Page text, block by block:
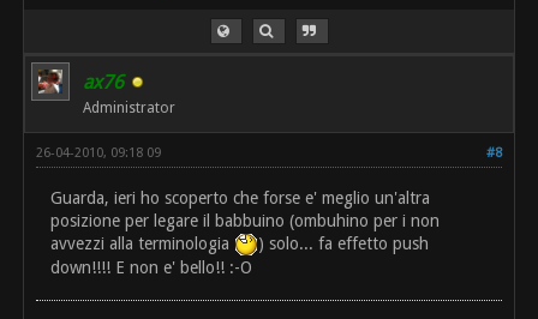
ax76
Administrator
#8
26-04-2010, 09:18 09
Guarda, ieri ho scoperto che forse e' meglio un'altra
posizione per legare il babbuino (ombuhino per i non
avvezzi alla terminologia
) solo... fa effetto push
down!!!! E non e' bello!! :-O